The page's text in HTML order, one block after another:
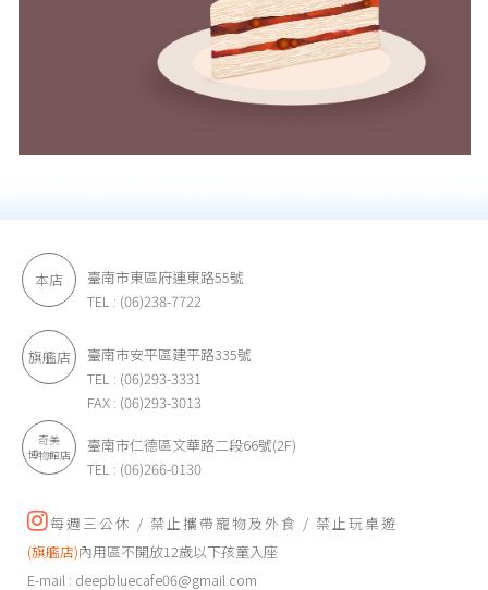
本店
臺南市東區府連東路55號
TEL : (06)238-7722
旗艦店
臺南市安平區建平路335號
TEL : (06)293-3331
FAX : (06)293-3013
奇美
博物館店
臺南市仁德區文華路二段66號(2F)
TEL : (06)266-0130
每週三公休 / 禁止攜帶寵物及外食 / 禁止玩桌遊
(旗艦店)內用區不開放12歲以下孩童入座
E-mail : deepbluecafe06@gmail.com